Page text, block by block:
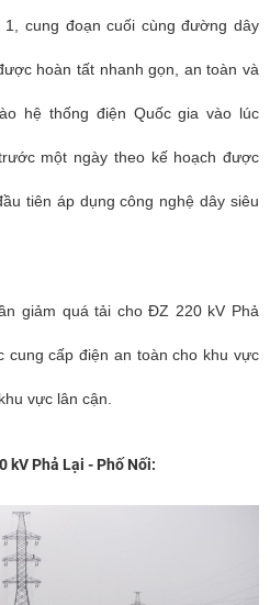
cung đoạn cuối cùng đường dây
hoàn tất nhanh gọn, an toàn và
hệ thống điện Quốc gia vào lúc
một ngày theo kế hoạch được
tiên áp dụng công nghệ dây siêu
giảm quá tải cho ĐZ 220 kV Phả
cung cấp điện an toàn cho khu vực
vực lân cận.
kV Phả Lại - Phố Nối: